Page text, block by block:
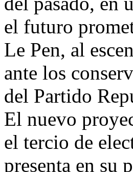
el futuro
Le Pen, al
ante los
del Partido
El nuevo
el tercio de
presenta en su